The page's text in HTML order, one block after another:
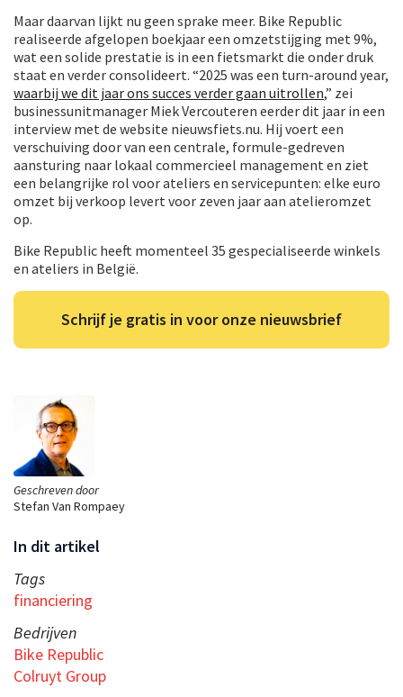
Geschreven door
Stefan Van Rompaey
In dit artikel
Tags
financiering
Bedrijven
Bike Republic
Colruyt Group
Maar daarvan lijkt nu geen sprake meer. Bike Republic
realiseerde afgelopen boekjaar een omzetstijging met 9%,
wat een solide prestatie is in een fietsmarkt die onder druk
staat en verder consolideert. “2025 was een turn-around year,
waarbij we dit jaar ons succes verder gaan uitrollen,” zei
businessunitmanager Miek Vercouteren eerder dit jaar in een
interview met de website nieuwsfiets.nu. Hij voert een
verschuiving door van een centrale, formule-gedreven
aansturing naar lokaal commercieel management en ziet
een belangrijke rol voor ateliers en servicepunten: elke euro
omzet bij verkoop levert voor zeven jaar aan atelieromzet
op.
Bike Republic heeft momenteel 35 gespecialiseerde winkels
en ateliers in België.
Schrijf je gratis in voor onze nieuwsbrief